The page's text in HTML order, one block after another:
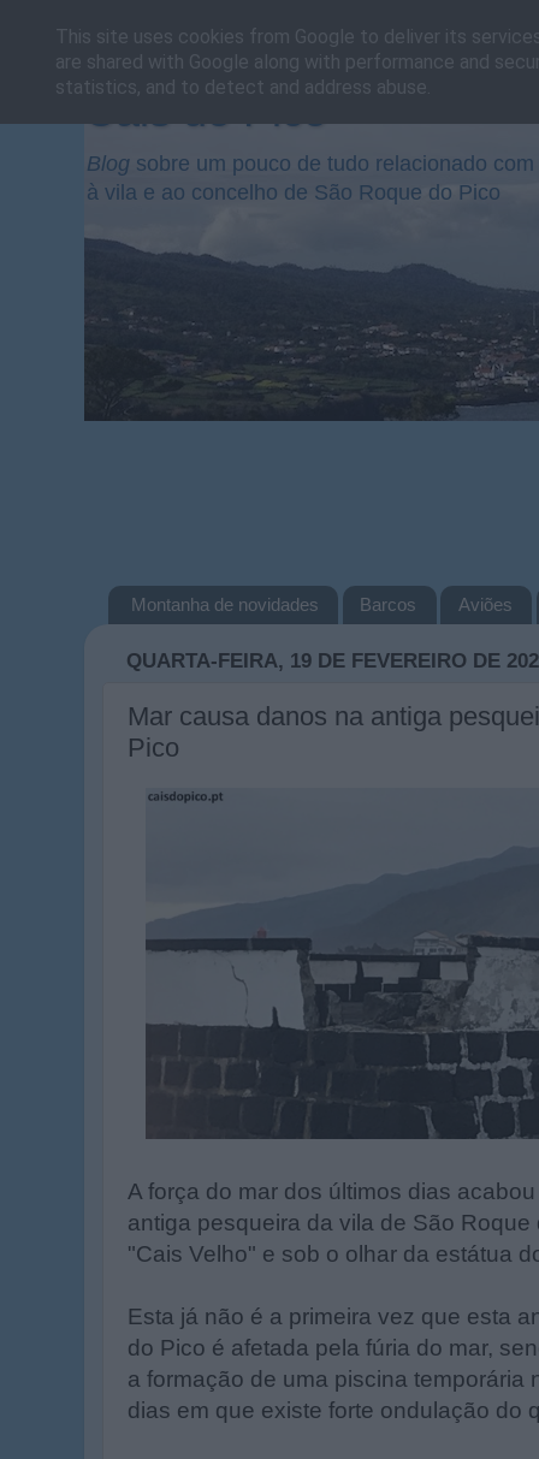
Cais do Pico
Blog sobre um pouco de tudo relacionado
à vila e ao concelho de São Roque do Pico
Montanha de novidades Barcos Aviões
QUARTA-FEIRA, 19 DE FEVEREIRO DE
Mar causa danos na antiga
Pico
A força do mar dos últimos dias
antiga pesqueira da vila de São
"Cais Velho" e sob o olhar da estátua
Esta já não é a primeira vez que esta
do Pico é afetada pela fúria do mar,
a formação de uma piscina temporária
dias em que existe forte ondulação do
This site uses cookies from Google to deliver its
are shared with Google along with performance and
statistics, and to detect and address abuse.